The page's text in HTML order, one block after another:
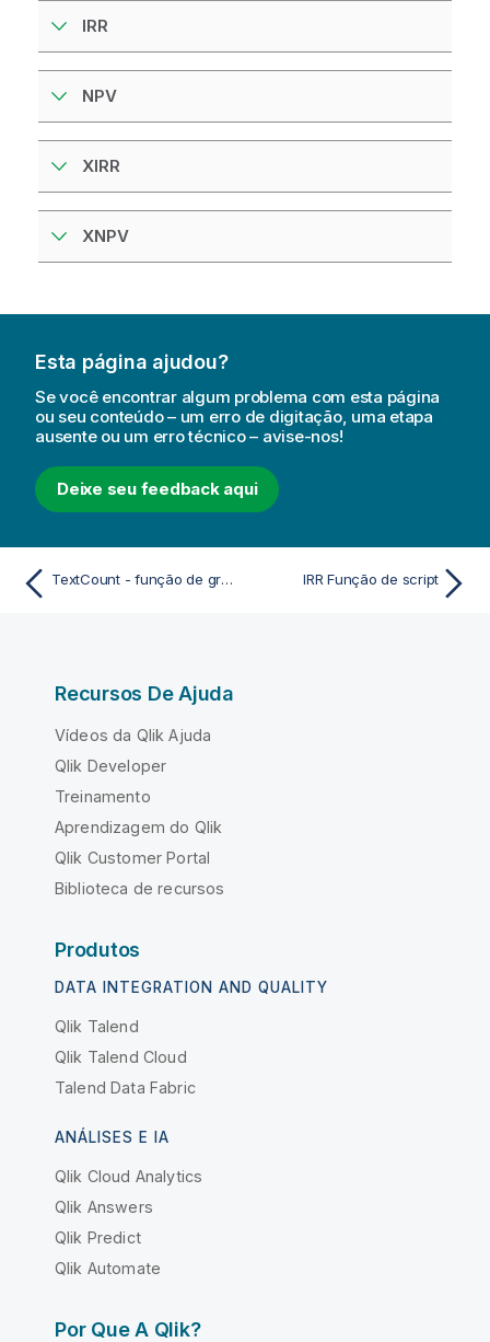
IRR
NPV
XIRR
XNPV
Esta página ajudou?
Se você encontrar algum problema com esta página
ou seu conteúdo – um erro de digitação, uma etapa
ausente ou um erro técnico – avise-nos!
Deixe seu feedback aqui
TextCount - função de gráfico IRR Função de script
Recursos De Ajuda
Vídeos da Qlik Ajuda
Qlik Developer
Treinamento
Aprendizagem do Qlik
Qlik Customer Portal
Biblioteca de recursos
Produtos
DATA INTEGRATION AND QUALITY
Qlik Talend
Qlik Talend Cloud
Talend Data Fabric
ANÁLISES E IA
Qlik Cloud Analytics
Qlik Answers
Qlik Predict
Qlik Automate
Por Que A Qlik?